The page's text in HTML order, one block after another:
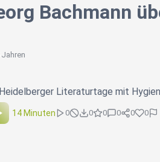
Bachmann
Literaturtage mit
14 Minuten 0 0 0 0 0 0